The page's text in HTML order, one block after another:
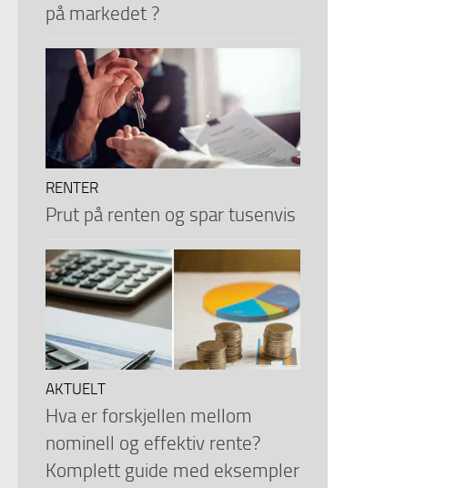
på markedet ?
RENTER
Prut på renten og spar tusenvis
AKTUELT
Hva er forskjellen mellom
nominell og effektiv rente?
Komplett guide med eksempler